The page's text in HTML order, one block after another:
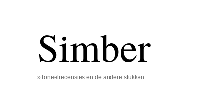
Simber
»Toneelrecensies en de andere stukken